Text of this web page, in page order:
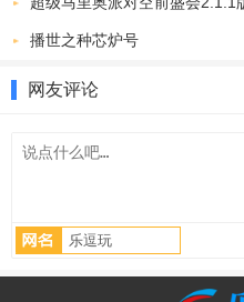
拦截”功能，可自动拦截不在通
2、可以按需设置拦截条件，例
按号码段拦截。
3、确保开启AI智能拦截，系统
播世之种芯炉号
网友评论